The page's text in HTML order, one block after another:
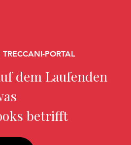
PORTAL
dem Laufenden
betrifft